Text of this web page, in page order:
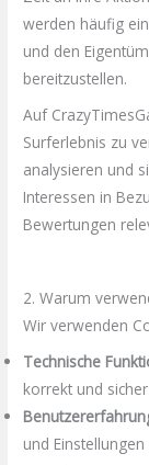
werden häufig
und den
bereitzustellen.
Auf
Surferlebnis zu
analysieren und
Interessen in
Bewertungen
2. Warum
Wir verwenden
Technische
korrekt und
und